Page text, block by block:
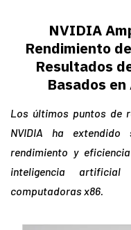
NVIDIA
Rendimiento
Resultados
Basados
Los últimos puntos de
NVIDIA ha
rendimiento y
inteligencia
computadoras x86.